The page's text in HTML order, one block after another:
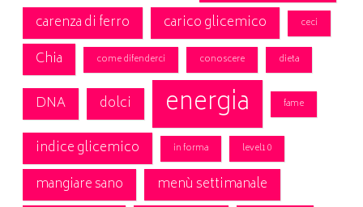
carenza di ferro carico glicemico ceci
Chia come difenderci conoscere dieta
DNA dolci energia fame
indice glicemico in forma level10
mangiare sano
menù settimanale